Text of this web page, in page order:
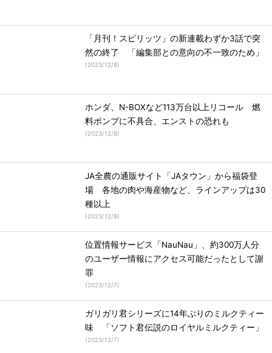
「月刊！スピリッツ」の新連載わずか3話で突
然の終了 「編集部との意向の不一致のため」
(2023/12/8)
ホンダ、N-BOXなど113万台以上リコール 燃
料ポンプに不具合、エンストの恐れも
(2023/12/8)
JA全農の通販サイト「JAタウン」から福袋登
場 各地の肉や海産物など、ラインアップは30
種以上
(2023/12/8)
位置情報サービス「NauNau」、約300万人分
のユーザー情報にアクセス可能だったとして謝
罪
(2023/12/7)
ガリガリ君シリーズに14年ぶりのミルクティー
味 「ソフト君伝説のロイヤルミルクティー」
(2023/12/7)